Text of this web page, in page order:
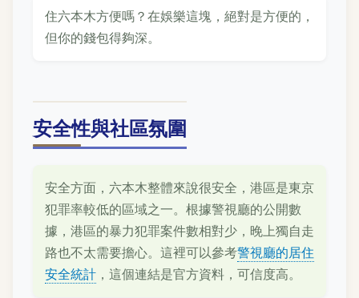
住六本木方便嗎？在娛樂這塊，絕對是方便的，
但你的錢包得夠深。
安全性與社區氛圍
安全方面，六本木整體來說很安全，港區是東京
犯罪率較低的區域之一。根據警視廳的公開數
據，港區的暴力犯罪案件數相對少，晚上獨自走
路也不太需要擔心。這裡可以參考警視廳的居住
安全統計 ，這個連結是官方資料，可信度高。